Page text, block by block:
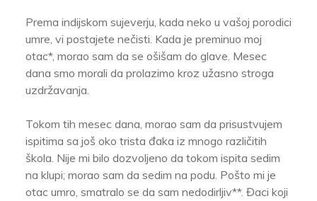
Prema indijskom sujeverju, kada neko u vašoj porodici
umre, vi postajete nečisti. Kada je preminuo moj
otac*, morao sam da se ošišam do glave. Mesec
dana smo morali da prolazimo kroz užasno stroga
uzdržavanja.
Tokom tih mesec dana, morao sam da prisustvujem
ispitima sa još oko trista đaka iz mnogo različitih
škola. Nije mi bilo dozvoljeno da tokom ispita sedim
na klupi; morao sam da sedim na podu. Pošto mi je
otac umro, smatralo se da sam nedodirljiv**. Đaci koji